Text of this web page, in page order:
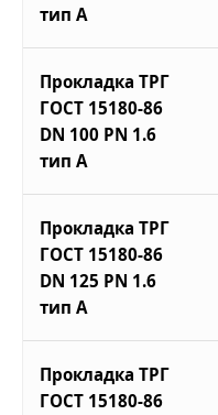
тип A
Прокладка ТРГ
ГОСТ 15180-86
DN 100 PN 1.6
тип A
Прокладка ТРГ
ГОСТ 15180-86
DN 125 PN 1.6
тип A
Прокладка ТРГ
ГОСТ 15180-86